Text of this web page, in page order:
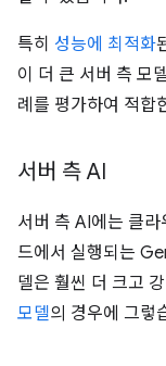
특히 성능에 최적화
이 더 큰 서버 측 모
례를 평가하여 적합
서버 측 AI
서버 측 AI에는 클
드에서 실행되는
델은 훨씬 더 크고
모델의 경우에 그렇